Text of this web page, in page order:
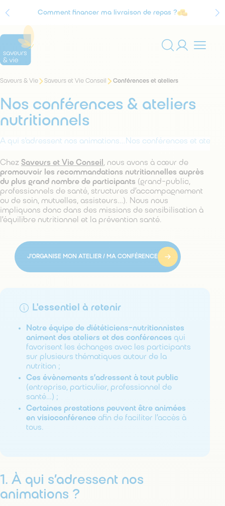
Agrément Service à la personne
Comment financer ma livraison de repas ?
Rechercher
le
Vous
Saveurs & Vie Saveurs et Vie Conseil Conférences et ateliers
Nos conférences & ateliers
nutritionnels
À qui s'adressent nos animations ? Nos conférences et
Chez Saveurs et Vie Conseil , nous avons à cœur de
promouvoir les recommandations nutritionnelles auprès
du plus grand nombre de participants (grand-public,
professionnels de santé, structures d’accompagnement
ou de soin, mutuelles, assisteurs…). Nous nous
impliquons donc dans des missions de sensibilisation à
l’équilibre nutritionnel et la prévention santé.
J'ORGANISE MON ATELIER / MA CONFÉRENCE
L'essentiel à retenir
Notre équipe de diététiciens-nutritionnistes
animent des ateliers et des conférences qui
favorisent les échanges avec les participants
sur plusieurs thématiques autour de la
nutrition ;
Ces évènements s’adressent à tout public
(entreprise, particulier, professionnel de
santé…) ;
Certaines prestations peuvent être animées
en visioconférence afin de faciliter l’accès à
tous.
1. À qui s’adressent nos
animations ?